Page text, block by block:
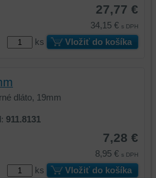
27,77 €
34,15 € s DPH
ks Vložiť do košíka
dláto, 19mm
911.8131
7,28 €
8,95 € s DPH
ks Vložiť do košíka